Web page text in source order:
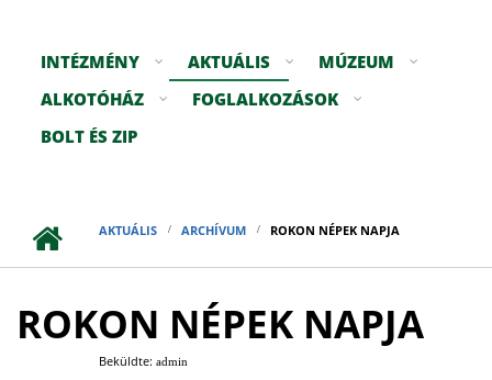
INTÉZMÉNY AKTUÁLIS
MÚZEUM
ALKOTÓHÁZ
FOGLALKOZÁSOK
BOLT ÉS ZIP
AKTUÁLIS ARCHÍVUM ROKON NÉPEK NAPJA
ROKON NÉPEK NAPJA
Beküldte: admin